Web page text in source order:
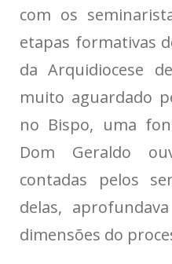
com os
etapas formativas
da Arquidiocese
muito aguardado
no Bispo, uma
Dom Geraldo
contadas pelos
delas,
dimensões do